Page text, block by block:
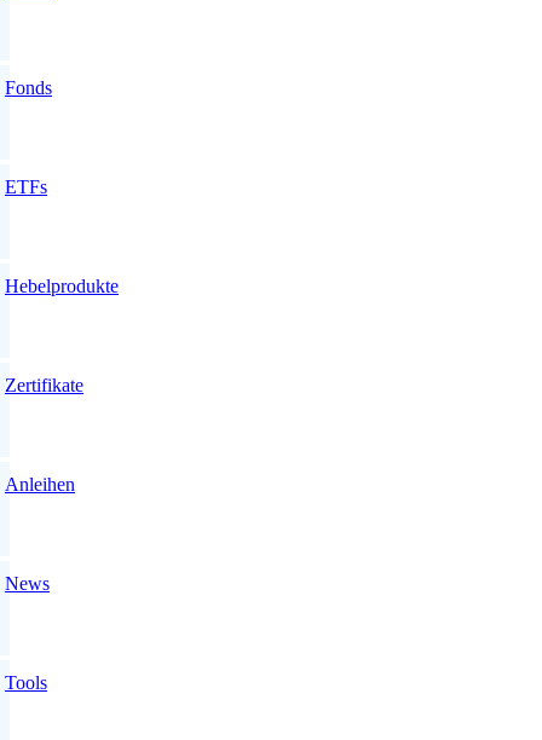
Fonds
ETFs
Hebelprodukte
Zertifikate
Anleihen
News
Tools